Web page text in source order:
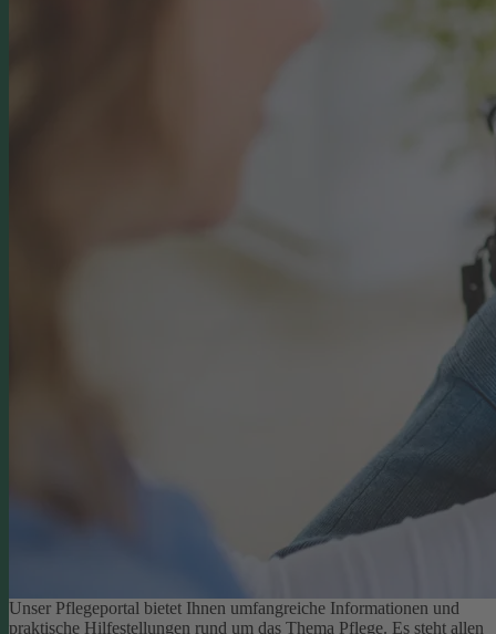
Unser Pflegeportal bietet Ihnen umfangreiche Informationen und
praktische Hilfestellungen rund um das Thema Pflege. Es steht allen